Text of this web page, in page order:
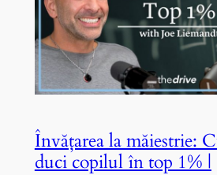
Învățarea la măiestrie:
duci copilul în top 1% |